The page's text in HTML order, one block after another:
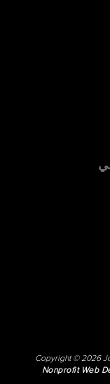
Copyright © 2026
Nonprofit Web